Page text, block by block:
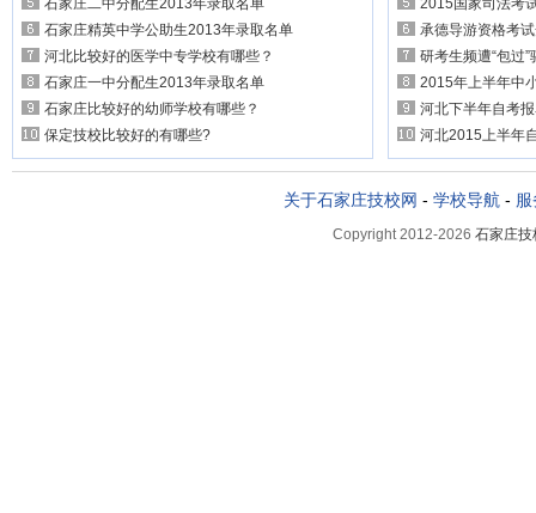
石家庄二中分配生2013年录取名单
石家庄精英中学公助生2013年录取名单
河北比较好的医学中专学校有哪些？
石家庄一中分配生2013年录取名单
石家庄比较好的幼师学校有哪些？
保定技校比较好的有哪些?
2015国家司法考
承德导游资格考
研考生频遭“包过
2015年上半年中
河北下半年自考
河北2015上半年
关于石家庄技校网 - 学校导航 -
Copyright 2012-2026 石家庄技